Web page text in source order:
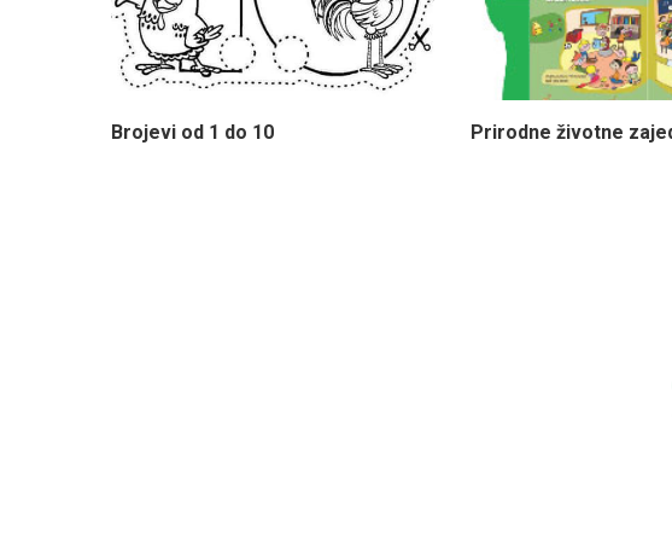
Brojevi od 1 do 10 Prirodne životne